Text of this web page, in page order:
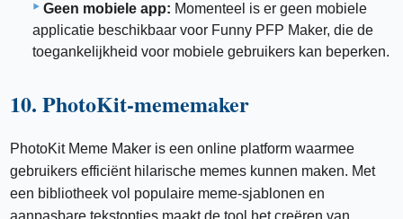
Geen mobiele app: Momenteel is er geen mobiele
applicatie beschikbaar voor Funny PFP Maker, die de
toegankelijkheid voor mobiele gebruikers kan beperken.
10. PhotoKit-mememaker
PhotoKit Meme Maker is een online platform waarmee
gebruikers efficiënt hilarische memes kunnen maken. Met
een bibliotheek vol populaire meme-sjablonen en
aanpasbare tekstopties maakt de tool het creëren van